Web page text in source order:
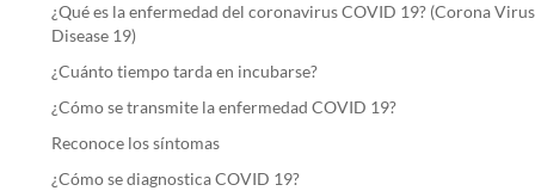
¿Qué es la enfermedad del coronavirus COVID 19? (Corona Virus
Disease 19)
¿Cuánto tiempo tarda en incubarse?
¿Cómo se transmite la enfermedad COVID 19?
Reconoce los síntomas
¿Cómo se diagnostica COVID 19?